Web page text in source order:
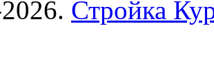
Стройка